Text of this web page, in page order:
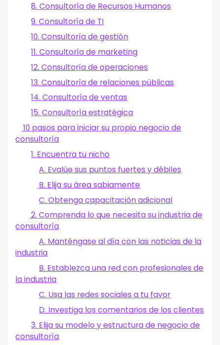
8. Consultoría de Recursos Humanos
9. Consultoría de TI
10. Consultoría de gestión
11. Consultoría de marketing
12. Consultoría de operaciones
13. Consultoría de relaciones públicas
14. Consultoría de ventas
15. Consultoría estratégica
10 pasos para iniciar su propio negocio de
consultoría
1. Encuentra tu nicho
A. Evalúe sus puntos fuertes y débiles
B. Elija su área sabiamente
C. Obtenga capacitación adicional
2. Comprenda lo que necesita su industria de
consultoría
A. Manténgase al día con las noticias de la
industria
B. Establezca una red con profesionales de
la industria
C. Usa las redes sociales a tu favor
D. Investiga los comentarios de los clientes
3. Elija su modelo y estructura de negocio de
consultoría